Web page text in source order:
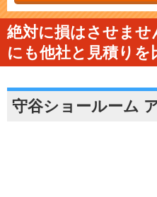
絶対に損はさせま
にも他社と見積りを
守谷ショールーム